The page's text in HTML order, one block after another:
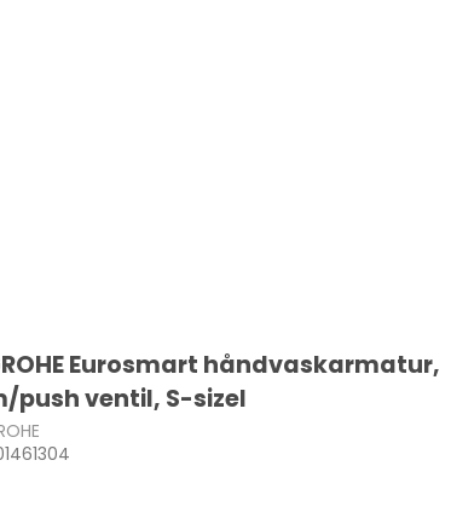
Eurosmart håndvaskarmatur,
push ventil, S-sizel